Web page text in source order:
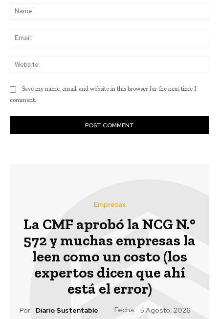
Save my name, email, and website in this browser for the next time I
comment.